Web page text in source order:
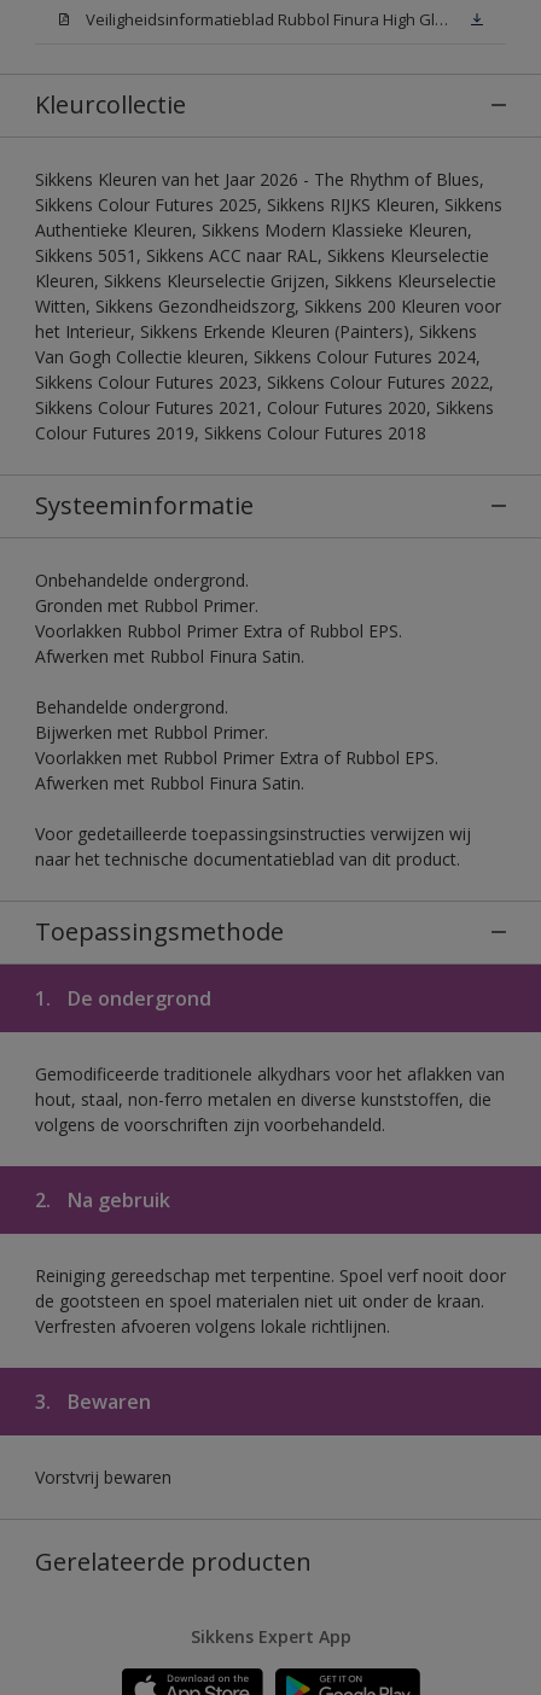
Veiligheidsinformatieblad Rubbol Finura High Gloss N00 (MSDS)
Kleurcollectie
Sikkens Kleuren van het Jaar 2026 - The Rhythm of Blues,
Sikkens Colour Futures 2025, Sikkens RIJKS Kleuren, Sikkens
Authentieke Kleuren, Sikkens Modern Klassieke Kleuren,
Sikkens 5051, Sikkens ACC naar RAL, Sikkens Kleurselectie
Kleuren, Sikkens Kleurselectie Grijzen, Sikkens Kleurselectie
Witten, Sikkens Gezondheidszorg, Sikkens 200 Kleuren voor
het Interieur, Sikkens Erkende Kleuren (Painters), Sikkens
Van Gogh Collectie kleuren, Sikkens Colour Futures 2024,
Sikkens Colour Futures 2023, Sikkens Colour Futures 2022,
Sikkens Colour Futures 2021, Colour Futures 2020, Sikkens
Colour Futures 2019, Sikkens Colour Futures 2018
Systeeminformatie
Onbehandelde ondergrond.
Gronden met Rubbol Primer.
Voorlakken Rubbol Primer Extra of Rubbol EPS.
Afwerken met Rubbol Finura Satin.
Behandelde ondergrond.
Bijwerken met Rubbol Primer.
Voorlakken met Rubbol Primer Extra of Rubbol EPS.
Afwerken met Rubbol Finura Satin.
Voor gedetailleerde toepassingsinstructies verwijzen wij
naar het technische documentatieblad van dit product.
Toepassingsmethode
1. De ondergrond
Gemodificeerde traditionele alkydhars voor het aflakken van
hout, staal, non-ferro metalen en diverse kunststoffen, die
volgens de voorschriften zijn voorbehandeld.
2. Na gebruik
Reiniging gereedschap met terpentine. Spoel verf nooit door
de gootsteen en spoel materialen niet uit onder de kraan.
Verfresten afvoeren volgens lokale richtlijnen.
3. Bewaren
Vorstvrij bewaren
Gerelateerde producten
Sikkens Expert App